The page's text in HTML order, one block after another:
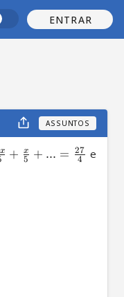
ENTRAR
ASSUNTOS
x + 5
x + ... = 4
27 e